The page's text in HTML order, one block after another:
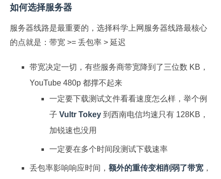
如何选择服务器
服务器线路是最重要的，选择科学上网服务器线路最核心
的点就是：带宽 >= 丢包率 > 延迟
带宽决定一切，有些服务商带宽降到了三位数 KB，
YouTube 480p 都撑不起来
一定要下载测试文件看看速度怎么样，举个例
子 Vultr Tokey 到西南电信均速只有 128KB，
加锐速也没用
一定要在多个时间段测试下载速率
丢包率影响响应时间， 额外的重传变相削弱了带宽 ，